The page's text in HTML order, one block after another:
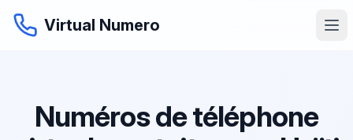
Virtual Numero
Numéros de téléphone